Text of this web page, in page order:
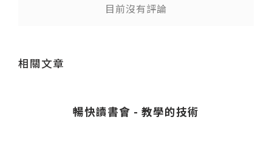
目前沒有評論
相關文章
暢快讀書會 - 教學的技術